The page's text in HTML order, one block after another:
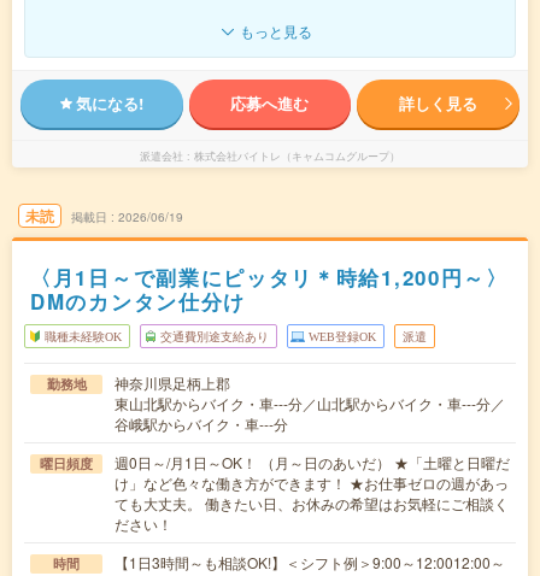
もっと見る
気になる! 応募へ進む 詳しく見る
派遣会社 株式会社バイトレ（キャムコムグループ）
未読 掲載日 2026/06/19
〈月1日～で副業にピッタリ＊時給1,200円～〉
DMのカンタン仕分け
職種未経験OK 交通費別途支給あり WEB登録OK 派遣
勤務地
神奈川県足柄上郡
東山北駅からバイク・車---分／山北駅からバイク・車---分／
谷峨駅からバイク・車---分
曜日頻度
週0日～/月1日～OK！ （月～日のあいだ） ★「土曜と日曜だ
け」など色々な働き方ができます！ ★お仕事ゼロの週があっ
ても大丈夫。 働きたい日、お休みの希望はお気軽にご相談く
ださい！
時間
【1日3時間～も相談OK!】＜シフト例＞9:00～12:0012:00～